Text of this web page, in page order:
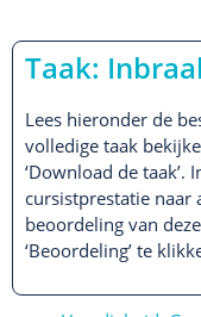
Taak:
Lees hieronder de
volledige taak
‘Download de taak’.
cursistprestatie naar
beoordeling van
‘Beoordeling’ te